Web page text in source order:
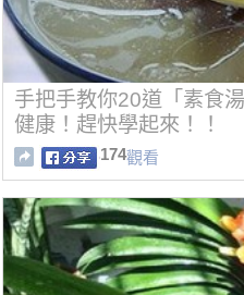
手把手教你20道「素食
健康！趕快學起來！！
174觀看